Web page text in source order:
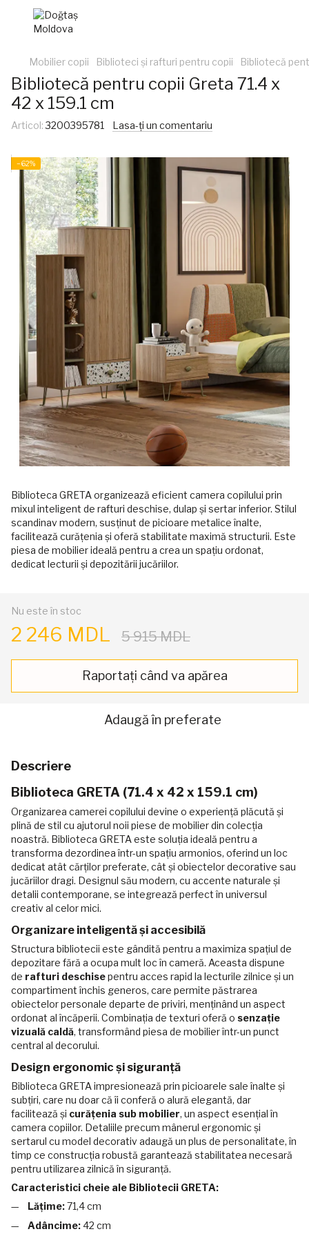
Mobilier copii Biblioteci și rafturi pentru copii Bibliotecă
Bibliotecă pentru copii Greta 71.4 x
42 x 159.1 cm
Articol:3200395781 Lasa-ți un comentariu
−62%
Biblioteca GRETA organizează eficient camera copilului prin
mixul inteligent de rafturi deschise, dulap și sertar inferior. Stilul
scandinav modern, susținut de picioare metalice înalte,
facilitează curățenia și oferă stabilitate maximă structurii. Este
piesa de mobilier ideală pentru a crea un spațiu ordonat,
dedicat lecturii și depozitării jucăriilor.
Nu este în stoc
2 246 MDL 5 915 MDL
Raportați când va apărea
Adaugă în preferate
Descriere
Biblioteca GRETA (71.4 x 42 x 159.1 cm)
Organizarea camerei copilului devine o experiență plăcută și
plină de stil cu ajutorul noii piese de mobilier din colecția
noastră. Biblioteca GRETA este soluția ideală pentru a
transforma dezordinea într-un spațiu armonios, oferind un loc
dedicat atât cărților preferate, cât și obiectelor decorative sau
jucăriilor dragi. Designul său modern, cu accente naturale și
detalii contemporane, se integrează perfect în universul
creativ al celor mici.
Organizare inteligentă și accesibilă
Structura bibliotecii este gândită pentru a maximiza spațiul de
depozitare fără a ocupa mult loc în cameră. Aceasta dispune
de rafturi deschisepentru acces rapid la lecturile zilnice și un
compartiment închis generos, care permite păstrarea
obiectelor personale departe de priviri, menținând un aspect
ordonat al încăperii. Combinația de texturi oferă o senzație
vizuală caldă, transformând piesa de mobilier într-un punct
central al decorului.
Design ergonomic și siguranță
Biblioteca GRETA impresionează prin picioarele sale înalte și
subțiri, care nu doar că îi conferă o alură elegantă, dar
facilitează și curățenia sub mobilier, un aspect esențial în
camera copiilor. Detaliile precum mânerul ergonomic și
sertarul cu model decorativ adaugă un plus de personalitate, în
timp ce construcția robustă garantează stabilitatea necesară
pentru utilizarea zilnică în siguranță.
Caracteristici cheie ale Bibliotecii GRETA:
Lățime:71,4 cm
Adâncime: 42 cm